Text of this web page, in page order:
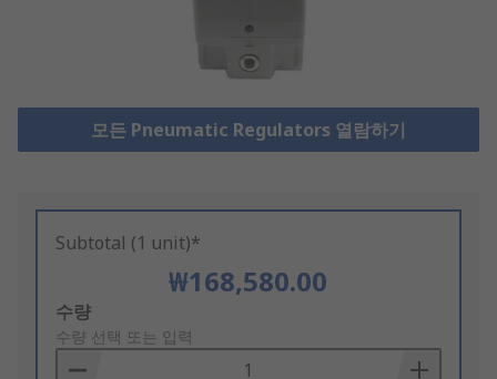
모든 Pneumatic Regulators 열람하기
Subtotal (1 unit)*
₩168,580.00
Add
to
Basket
수량
수량 선택 또는 입력